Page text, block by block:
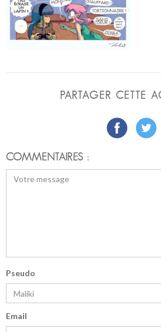
PARTAGER CETTE
COMMENTAIRES :
Pseudo
Email